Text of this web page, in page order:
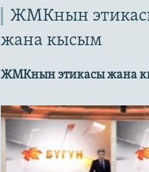
ЖМКнын
жана кысым
ЖМКнын этикасы жана